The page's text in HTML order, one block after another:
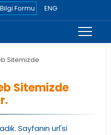
Bilgi Formu ENG
Sitemizde
Sitemizde
Sayfanın url'si